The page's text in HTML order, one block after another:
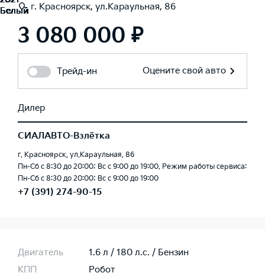
г. Красноярск, ул.Караульная, 86
3 080 000 ₽
Трейд-ин Оцените свой авто
Дилер
СИАЛАВТО-Взлётка
г. Красноярск, ул.Караульная, 86
Пн-Сб с 8:30 до 20:00; Вс с 9:00 до 19:00. Режим работы сервиса:
Пн-Сб с 8:30 до 20:00; Вс с 9:00 до 19:00
+7 (391) 274-90-15
Двигатель
1.6 л / 180 л.c. / Бензин
КПП
Робот